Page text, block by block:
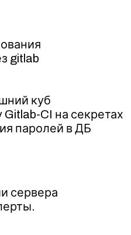
gitlab
куб
CI на секретах
паролей в ДБ
сервера